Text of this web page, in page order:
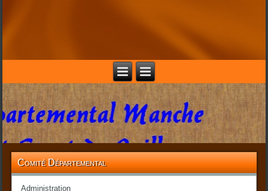
Comité Départemental
Administration